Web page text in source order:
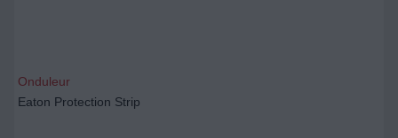
Onduleur
Eaton Protection Strip